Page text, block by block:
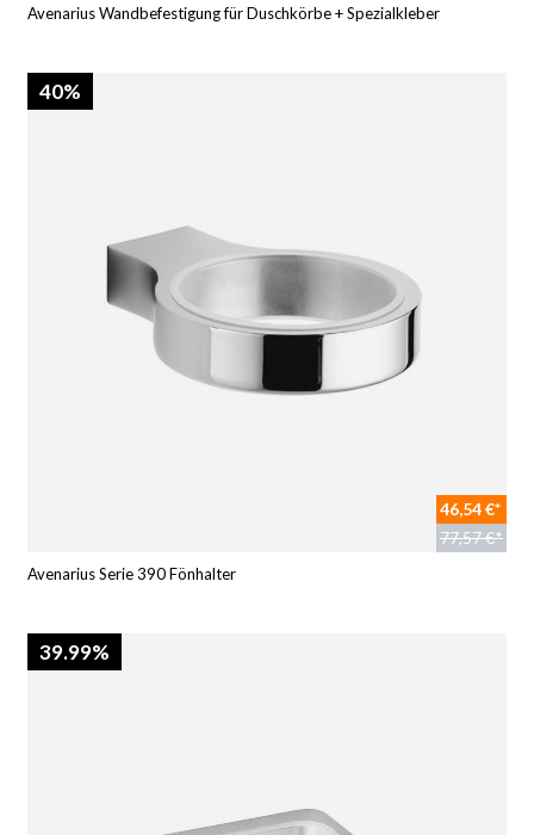
Avenarius Wandbefestigung für Duschkörbe + Spezialkleber
40%
46,54 €*
77,57 €*
Avenarius Serie 390 Fönhalter
39.99%